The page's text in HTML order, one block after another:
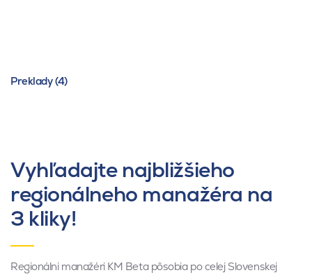
Preklady (4)
Vyhľadajte najbližšieho
regionálneho manažéra na
3 kliky!
Regionálni manažéri KM Beta pôsobia po celej Slovenskej